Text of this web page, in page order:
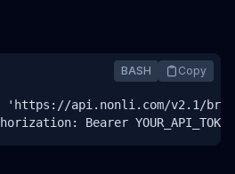
BASH Copy
api.nonli.com/v2.1/
Bearer